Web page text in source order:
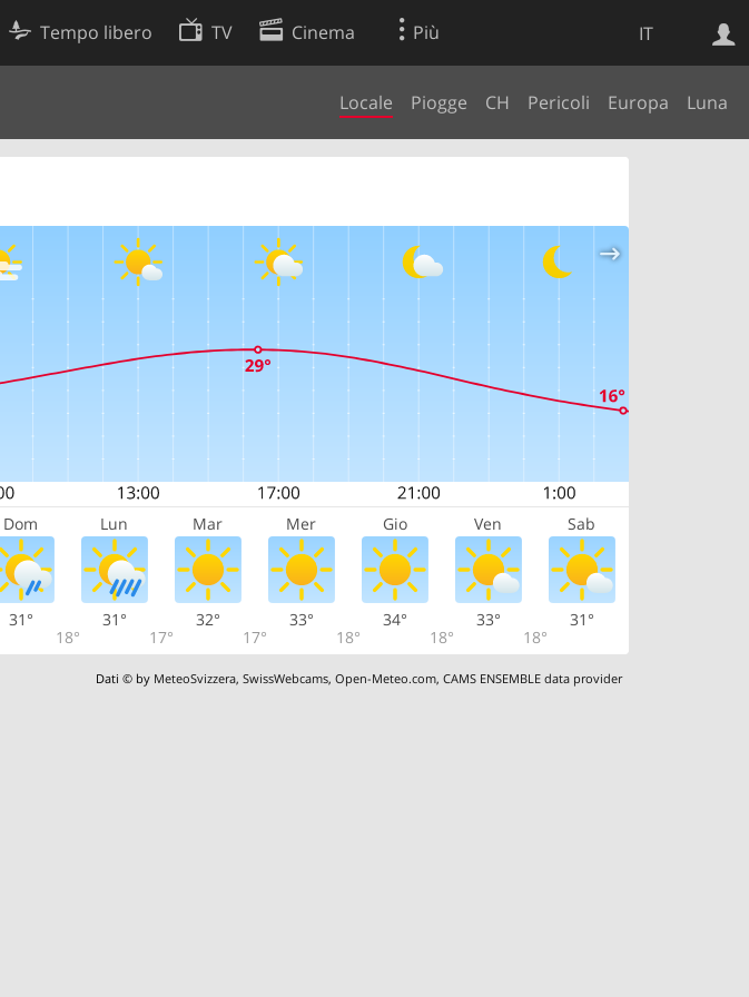
IT
Tempo libero TV Cinema Più
Locale Piogge CH Pericoli Europa Luna
Dom Lun Mar Mer Gio Ven Sab
31°
18°
31°
17°
32°
17°
33°
18°
34°
18°
33°
18°
31°
Dati © by MeteoSvizzera,SwissWebcams,Open-Meteo.com,CAMS ENSEMBLE data provider
Ricerca Web
Preferenze cookie